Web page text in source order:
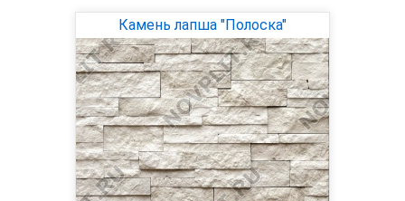
Камень лапша "Полоска"